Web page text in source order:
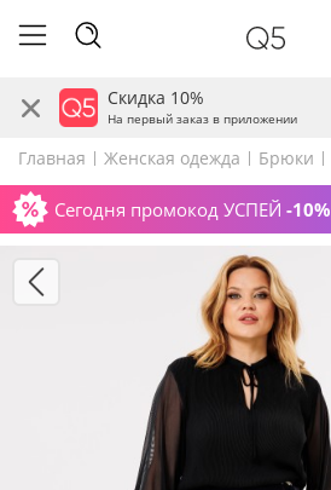
Скидка 10%
На первый заказ в приложении
Главная Женская одежда Брюки
Сегодня промокод УСПЕЙ -10%